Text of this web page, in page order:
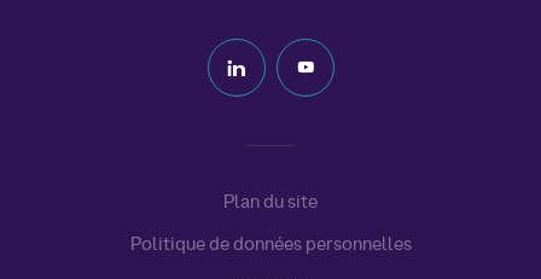
Plan du site
Politique de données personnelles